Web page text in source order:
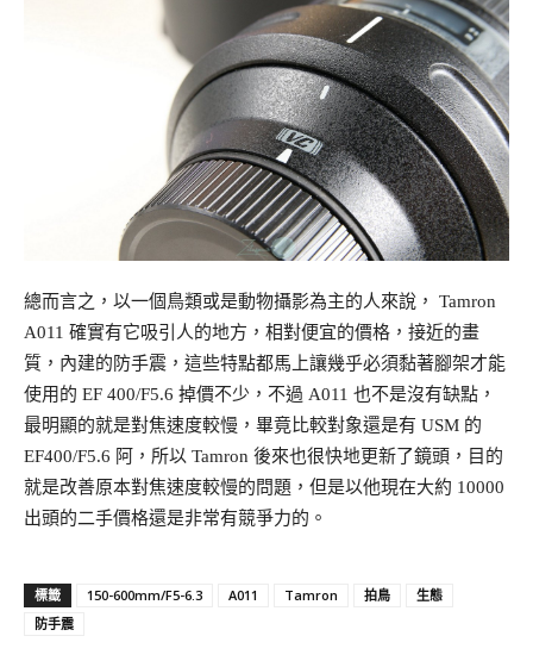
總而言之，以一個鳥類或是動物攝影為主的人來說， Tamron
A011 確實有它吸引人的地方，相對便宜的價格，接近的畫
質，內建的防手震，這些特點都馬上讓幾乎必須黏著腳架才能
使用的 EF 400/F5.6 掉價不少，不過 A011 也不是沒有缺點，
最明顯的就是對焦速度較慢，畢竟比較對象還是有 USM 的
EF400/F5.6 阿，所以 Tamron 後來也很快地更新了鏡頭，目的
就是改善原本對焦速度較慢的問題，但是以他現在大約 10000
出頭的二手價格還是非常有競爭力的。
標籤 150-600mm/F5-6.3 A011 Tamron 拍鳥
生態
防手震